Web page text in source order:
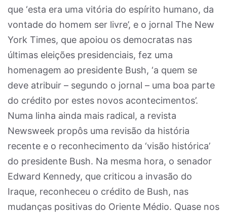
que ‘esta era uma vitória do espírito humano, da
vontade do homem ser livre’, e o jornal The New
York Times, que apoiou os democratas nas
últimas eleições presidenciais, fez uma
homenagem ao presidente Bush, ‘a quem se
deve atribuir – segundo o jornal – uma boa parte
do crédito por estes novos acontecimentos’.
Numa linha ainda mais radical, a revista
Newsweek propôs uma revisão da história
recente e o reconhecimento da ‘visão histórica’
do presidente Bush. Na mesma hora, o senador
Edward Kennedy, que criticou a invasão do
Iraque, reconheceu o crédito de Bush, nas
mudanças positivas do Oriente Médio. Quase nos